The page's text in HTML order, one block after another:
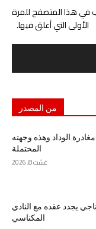
في هذا المتصفح للمرة
الأولى التي أعلق فيها.
من المصدر
الوداد وهذه وجهته
المحتملة
غشت 8, 2026
يجدد عقده مع النادي
المكناسي